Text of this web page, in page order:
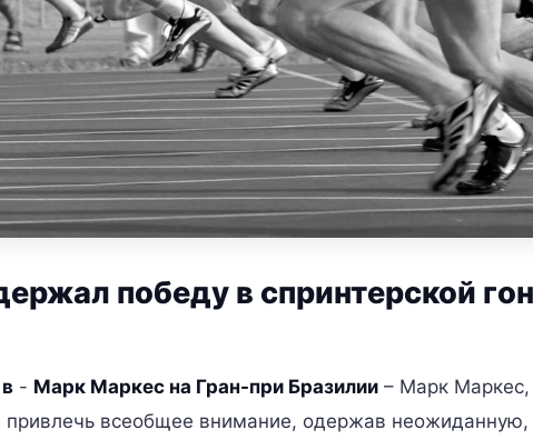
победу в спринтерской
- Марк Маркес на Гран-при Бразилии – Марк Маркес,
всеобщее внимание, одержав неожиданную,